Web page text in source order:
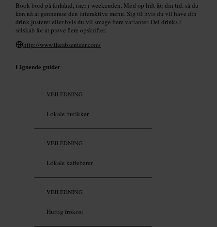
Book bord på forhånd, især i weekenden. Mød op lidt før din tid, så du
kan nå at gennemse den interaktive menu. Sig til hvis du vil have din
drink justeret eller hvis du vil smage flere varianter. Del drinks i
selskab for at prøve flere opskrifter.
http://www.theabsentear.com/
Lignende guider
VEJLEDNING
Lokale butikker
VEJLEDNING
Lokale kaffebarer
VEJLEDNING
Hurtig frokost